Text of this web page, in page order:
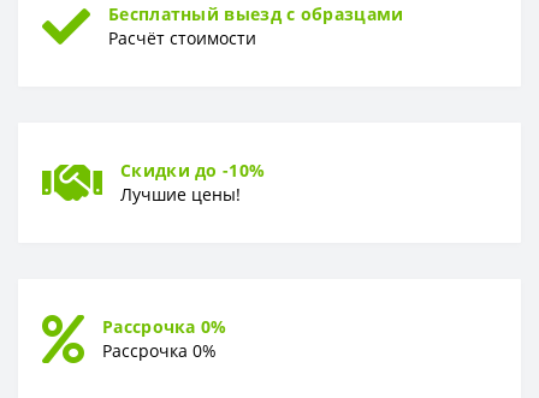
Бесплатный выезд с образцами
Расчёт стоимости
Скидки до -10%
Лучшие цены!
Рассрочка 0%
Рассрочка 0%